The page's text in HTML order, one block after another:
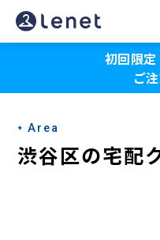
渋
谷
の
宅
配
初回限
ご
Area
渋谷区の宅配